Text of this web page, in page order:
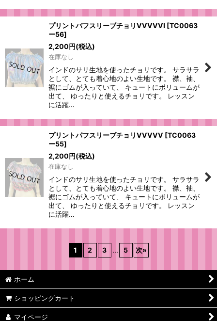
プリントパフスリーブチョリVVVVVI [TC0063
ー56]
2,200円(税込)
在庫なし
インドのサリ生地を使ったチョリです。 サラサラ
として、とても着心地のよい生地です。 襟、袖、
裾にゴムが入っていて、 キュートにボリュームが
出て、 ゆったりと使えるチョリです。 レッスン
に活躍…
プリントパフスリーブチョリVVVVV [TC0063
ー55]
2,200円(税込)
在庫なし
インドのサリ生地を使ったチョリです。 サラサラ
として、とても着心地のよい生地です。 襟、袖、
裾にゴムが入っていて、 キュートにボリュームが
出て、 ゆったりと使えるチョリです。 レッスン
に活躍…
1 2 3 ... 5 次»
ホーム
ショッピングカート
マイページ